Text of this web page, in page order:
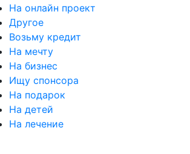
На онлайн проект
Другое
Возьму кредит
На мечту
На бизнес
Ищу спонсора
На подарок
На детей
На лечение